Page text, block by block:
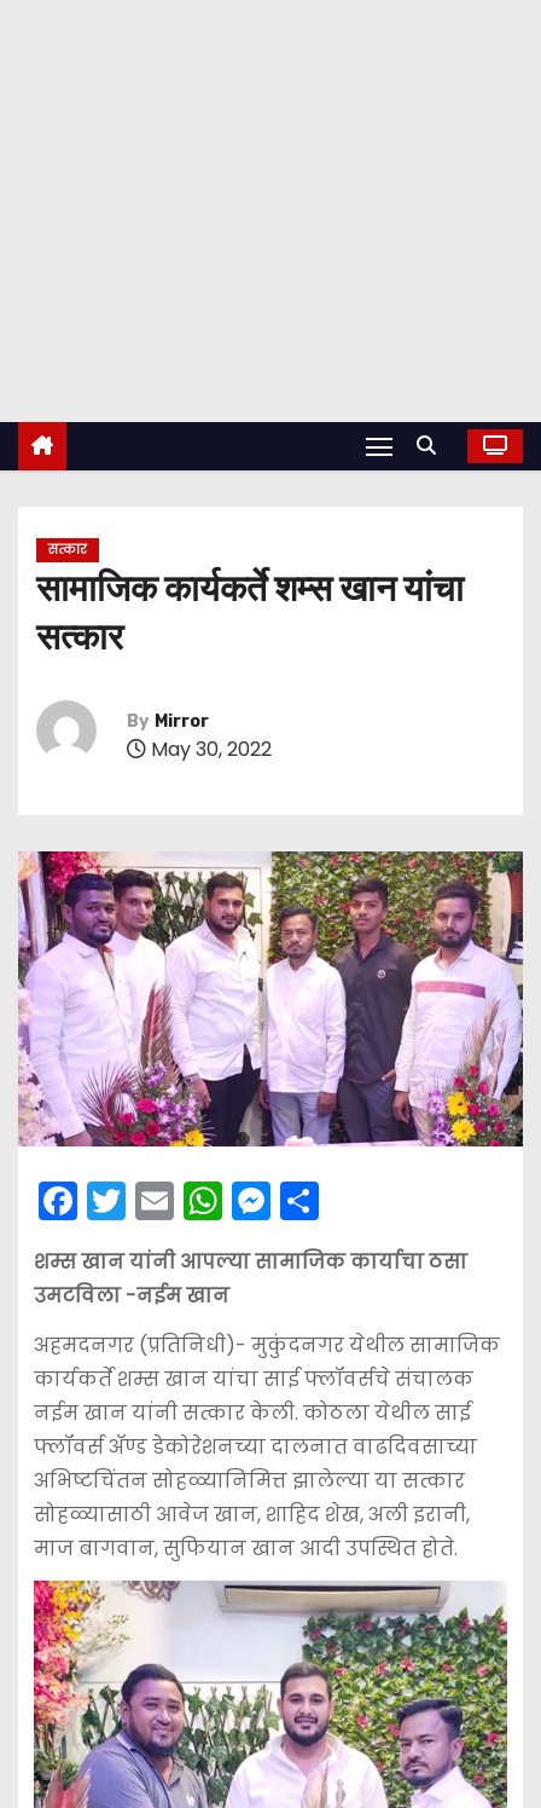
सत्कार
सामाजिक कार्यकर्ते शम्स खान यांचा
सत्कार
By Mirror
May 30, 2022
F
a
c
e
b
o
o
k
T
w
itt
er
E
m
ai
l
W
h
a
ts
A
p
p
M
e
s
e
n
g
er
S
h
ar
शम्स खान यांनी आपल्या सामाजिक कार्याचा ठसा
उमटविला -नईम खान
अहमदनगर (प्रतिनिधी)- मुकुंदनगर येथील सामाजिक
कार्यकर्ते शम्स खान यांचा साई फ्लॉवर्सचे संचालक
नईम खान यांनी सत्कार केली. कोठला येथील साई
फ्लॉवर्स अ‍ॅण्ड डेकोरेशनच्या दालनात वाढदिवसाच्या
अभिष्टचिंतन सोहळ्यानिमित्त झालेल्या या सत्कार
सोहळ्यासाठी आवेज खान, शाहिद शेख, अली इरानी,
माज बागवान, सुफियान खान आदी उपस्थित होते.